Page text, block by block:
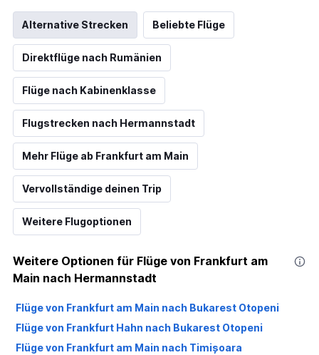
Alternative Strecken Beliebte Flüge
Direktflüge nach Rumänien
Flüge nach Kabinenklasse
Flugstrecken nach Hermannstadt
Mehr Flüge ab Frankfurt am Main
Vervollständige deinen Trip
Weitere Flugoptionen
Weitere Optionen für Flüge von Frankfurt am
Main nach Hermannstadt
Flüge von Frankfurt am Main nach Bukarest Otopeni
Flüge von Frankfurt Hahn nach Bukarest Otopeni
Flüge von Frankfurt am Main nach Timișoara